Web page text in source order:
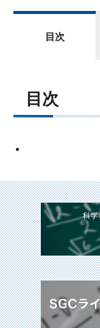
目次
目次